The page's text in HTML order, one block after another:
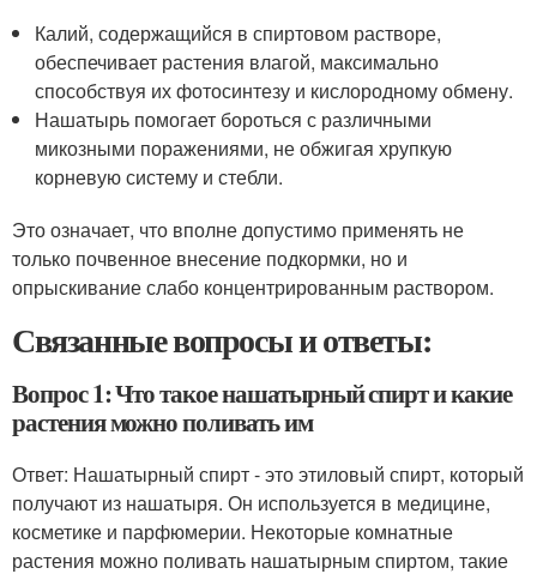
Калий, содержащийся в спиртовом растворе,
обеспечивает растения влагой, максимально
способствуя их фотосинтезу и кислородному обмену.
Нашатырь помогает бороться с различными
микозными поражениями, не обжигая хрупкую
корневую систему и стебли.
Это означает, что вполне допустимо применять не
только почвенное внесение подкормки, но и
опрыскивание слабо концентрированным раствором.
Связанные вопросы и ответы:
Вопрос 1: Что такое нашатырный спирт и какие
растения можно поливать им
Ответ: Нашатырный спирт - это этиловый спирт, который
получают из нашатыря. Он используется в медицине,
косметике и парфюмерии. Некоторые комнатные
растения можно поливать нашатырным спиртом, такие